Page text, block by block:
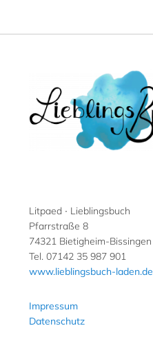
Litpaed ∙ Lieblingsbuch
Pfarrstraße 8
74321 Bietigheim-Bissingen
Tel. 07142 35 987 901
www.lieblingsbuch-laden.de
Impressum
Datenschutz